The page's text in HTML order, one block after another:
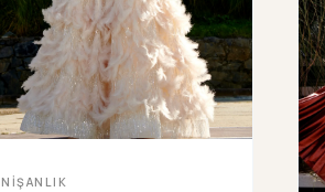
NİŞANLIK